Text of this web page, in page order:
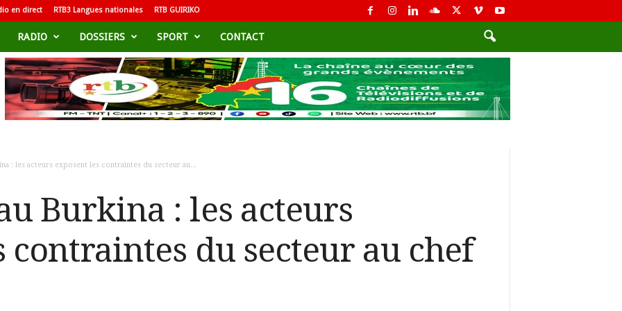
en direct RTB3 Langues nationales RTB GUIRIKO
RADIO DOSSIERS SPORT CONTACT
: les acteurs exposent les contraintes du secteur au...
Burkina : les acteurs
contraintes du secteur au chef